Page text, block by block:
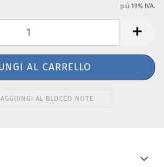
più 19% IVA.
AGGIUNGI AL BLOCCO NOTE